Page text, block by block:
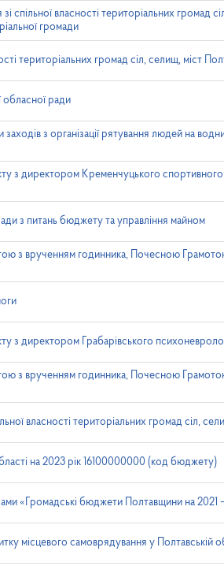
власності територіальних громад
громади
територіальних громад сіл, селищ, міст
ради
з організації рятування людей на
з директором Кременчуцького спортивного
з питань бюджету та управління майном
з врученням годинника, Почесною
з директором Грабарівського
з врученням годинника, Почесною
власності територіальних громад сіл,
на 2023 рік 16100000000 (код бюджету)
«Громадські бюджети Полтавщини на 2021
місцевого самоврядування у Полтавській